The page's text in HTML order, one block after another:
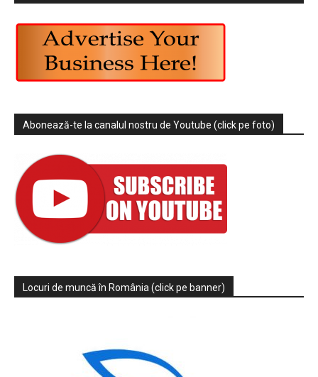
Abonează-te la canalul nostru de Youtube (click pe foto)
Locuri de muncă în România (click pe banner)